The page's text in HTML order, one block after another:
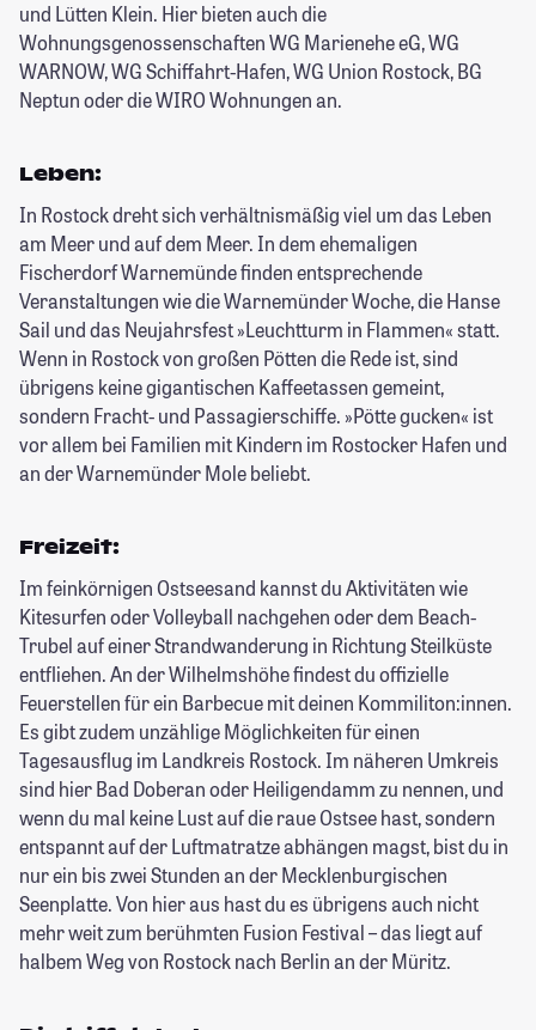
und Lütten Klein. Hier bieten auch die
Wohnungsgenossenschaften WG Marienehe eG, WG
WARNOW, WG Schiffahrt-Hafen, WG Union Rostock, BG
Neptun oder die WIRO Wohnungen an.
Leben:
In Rostock dreht sich verhältnismäßig viel um das Leben
am Meer und auf dem Meer. In dem ehemaligen
Fischerdorf Warnemünde finden entsprechende
Veranstaltungen wie die Warnemünder Woche, die Hanse
Sail und das Neujahrsfest »Leuchtturm in Flammen« statt.
Wenn in Rostock von großen Pötten die Rede ist, sind
übrigens keine gigantischen Kaffeetassen gemeint,
sondern Fracht- und Passagierschiffe. »Pötte gucken« ist
vor allem bei Familien mit Kindern im Rostocker Hafen und
an der Warnemünder Mole beliebt.
Freizeit:
Im feinkörnigen Ostseesand kannst du Aktivitäten wie
Kitesurfen oder Volleyball nachgehen oder dem Beach-
Trubel auf einer Strandwanderung in Richtung Steilküste
entfliehen. An der Wilhelmshöhe findest du offizielle
Feuerstellen für ein Barbecue mit deinen Kommiliton:innen.
Es gibt zudem unzählige Möglichkeiten für einen
Tagesausflug im Landkreis Rostock. Im näheren Umkreis
sind hier Bad Doberan oder Heiligendamm zu nennen, und
wenn du mal keine Lust auf die raue Ostsee hast, sondern
entspannt auf der Luftmatratze abhängen magst, bist du in
nur ein bis zwei Stunden an der Mecklenburgischen
Seenplatte. Von hier aus hast du es übrigens auch nicht
mehr weit zum berühmten Fusion Festival – das liegt auf
halbem Weg von Rostock nach Berlin an der Müritz.